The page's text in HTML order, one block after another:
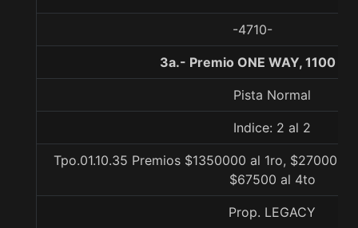
-4710-
3a.- Premio ONE WAY, 1100
Pista Normal
Indice: 2 al 2
Tpo.01.10.35 Premios $1350000 al 1ro, $270000
$67500 al 4to
Prop. LEGACY